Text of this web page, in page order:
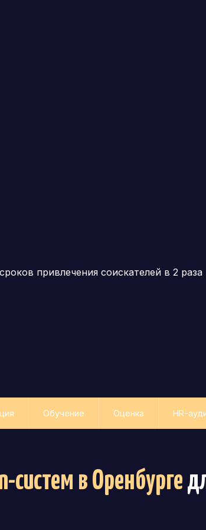
привлечения соискателей в 2 раза
Обучение Оценка HR-
систем в Оренбурге